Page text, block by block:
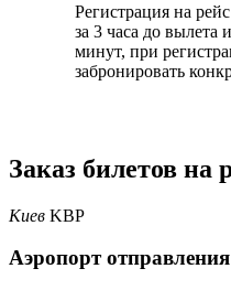
Регистрация на
за 3 часа до вылета
минут, при
забронировать
Заказ билетов на
Киев KBP
Аэропорт отправления